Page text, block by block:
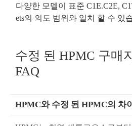
다양한 모델이 표준 C1E.C2E,
ets의 의도 범위와 일치 할 수 있
수정 된 HPMC 구매
FAQ
HPMC와 수정 된 HPMC의 차